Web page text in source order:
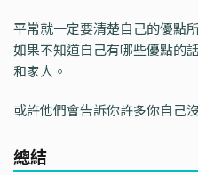
平常就一定要清楚自己的優點
如果不知道自己有哪些優點的
和家人。
或許他們會告訴你許多你自己
總結